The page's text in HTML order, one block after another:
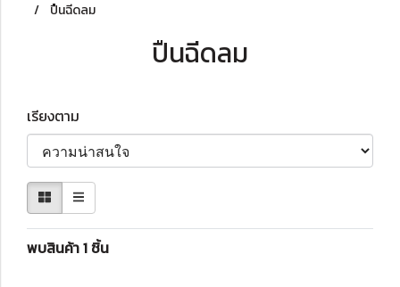
ปืนฉีดลม
ปืนฉีดลม
เรียงตาม
พบสินค้า 1 ชิ้น